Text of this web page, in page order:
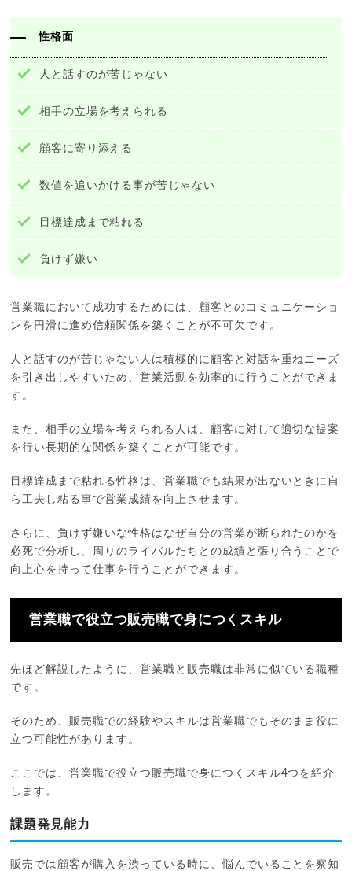
性格面
人と話すのが苦じゃない
相手の立場を考えられる
顧客に寄り添える
数値を追いかける事が苦じゃない
目標達成まで粘れる
負けず嫌い
営業職において成功するためには、顧客とのコミュニケーショ
ンを円滑に進め信頼関係を築くことが不可欠です。
人と話すのが苦じゃない人は積極的に顧客と対話を重ねニーズ
を引き出しやすいため、営業活動を効率的に行うことができま
す。
また、相手の立場を考えられる人は、顧客に対して適切な提案
を行い長期的な関係を築くことが可能です。
目標達成まで粘れる性格は、営業職でも結果が出ないときに自
ら工夫し粘る事で営業成績を向上させます。
さらに、負けず嫌いな性格はなぜ自分の営業が断られたのかを
必死で分析し、周りのライバルたちとの成績と張り合うことで
向上心を持って仕事を行うことができます。
営業職で役立つ販売職で身につくスキル
先ほど解説したように、営業職と販売職は非常に似ている職種
です。
そのため、販売職での経験やスキルは営業職でもそのまま役に
立つ可能性があります。
ここでは、営業職で役立つ販売職で身につくスキル4つを紹介
します。
課題発見能力
販売では顧客が購入を渋っている時に、悩んでいることを察知